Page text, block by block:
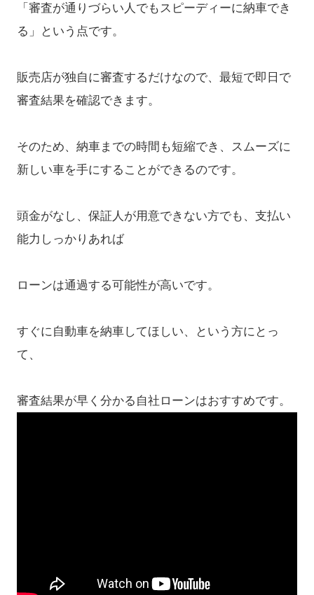
「審査が通りづらい人でもスピーディーに納車でき
る」という点です。
販売店が独自に審査するだけなので、最短で即日で
審査結果を確認できます。
そのため、納車までの時間も短縮でき、スムーズに
新しい車を手にすることができるのです。
頭金がなし、保証人が用意できない方でも、支払い
能力しっかりあれば
ローンは通過する可能性が高いです。
すぐに自動車を納車してほしい、という方にとっ
て、
審査結果が早く分かる自社ローンはおすすめです。